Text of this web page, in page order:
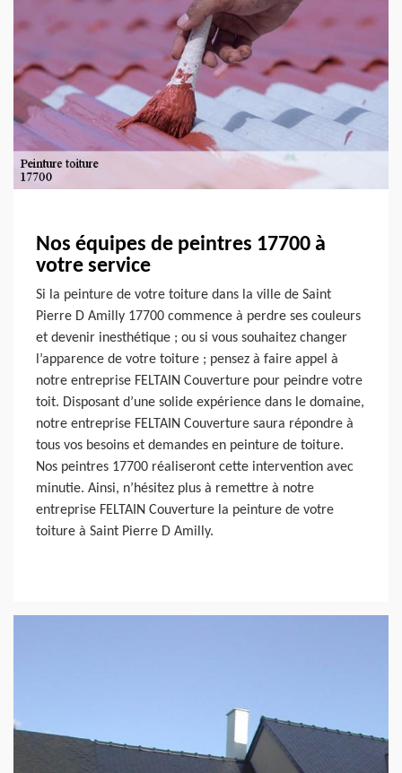
Nos équipes de peintres 17700 à
votre service
Si la peinture de votre toiture dans la ville de Saint
Pierre D Amilly 17700 commence à perdre ses couleurs
et devenir inesthétique ; ou si vous souhaitez changer
l’apparence de votre toiture ; pensez à faire appel à
notre entreprise FELTAIN Couverture pour peindre votre
toit. Disposant d’une solide expérience dans le domaine,
notre entreprise FELTAIN Couverture saura répondre à
tous vos besoins et demandes en peinture de toiture.
Nos peintres 17700 réaliseront cette intervention avec
minutie. Ainsi, n’hésitez plus à remettre à notre
entreprise FELTAIN Couverture la peinture de votre
toiture à Saint Pierre D Amilly.